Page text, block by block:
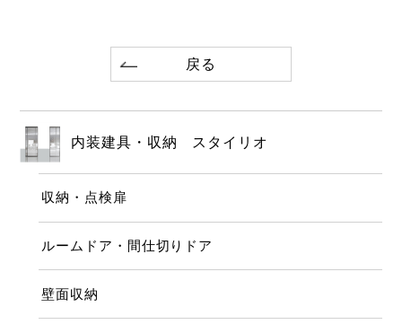
戻る
内装建具・収納 スタイリオ
収納・点検扉
ルームドア・間仕切りドア
壁面収納